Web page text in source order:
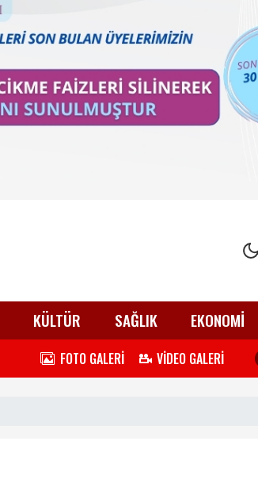
KÜLTÜR SAĞLIK EKONOMİ
FOTO GALERİ VİDEO GALERİ